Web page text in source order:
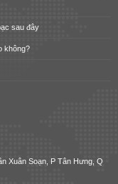
sau đây
không?
Xuân Soạn, P Tân Hưng, Q